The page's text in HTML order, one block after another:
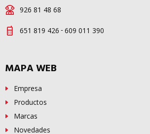
926 81 48 68
651 819 426 - 609 011 390
MAPA WEB
Empresa
Productos
Marcas
Novedades